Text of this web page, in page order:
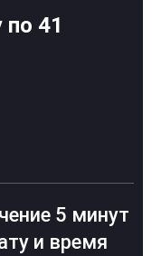
по 41
5 минут
и время